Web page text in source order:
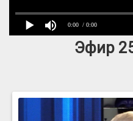
0:00 / 0:00
Эфир